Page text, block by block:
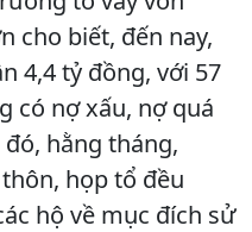
cho biết, đến nay,
4,4 tỷ đồng, với 57
có nợ xấu, nợ quá
hằng tháng,
họp tổ đều
hộ về mục đích sử